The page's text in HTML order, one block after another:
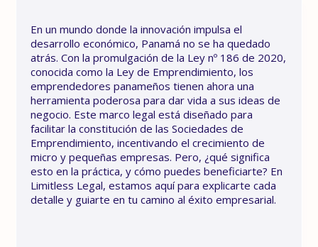
En un mundo donde la innovación impulsa el
desarrollo económico, Panamá no se ha quedado
atrás. Con la promulgación de la Ley nº 186 de 2020,
conocida como la Ley de Emprendimiento, los
emprendedores panameños tienen ahora una
herramienta poderosa para dar vida a sus ideas de
negocio. Este marco legal está diseñado para
facilitar la constitución de las Sociedades de
Emprendimiento, incentivando el crecimiento de
micro y pequeñas empresas. Pero, ¿qué significa
esto en la práctica, y cómo puedes beneficiarte? En
Limitless Legal, estamos aquí para explicarte cada
detalle y guiarte en tu camino al éxito empresarial.